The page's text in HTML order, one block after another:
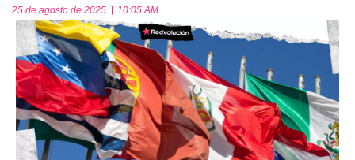
25 de agosto de 2025 10:05 AM